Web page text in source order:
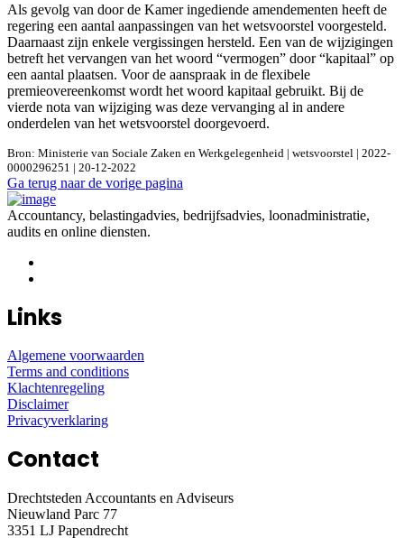
Als gevolg van door de Kamer ingediende amendementen heeft de
regering een aantal aanpassingen van het wetsvoorstel voorgesteld.
Daarnaast zijn enkele vergissingen hersteld. Een van de wijzigingen
betreft het vervangen van het woord “vermogen” door “kapitaal” op
een aantal plaatsen. Voor de aanspraak in de flexibele
premieovereenkomst wordt het woord kapitaal gebruikt. Bij de
vierde nota van wijziging was deze vervanging al in andere
onderdelen van het wetsvoorstel doorgevoerd.
Bron: Ministerie van Sociale Zaken en Werkgelegenheid | wetsvoorstel | 2022-
0000296251 | 20-12-2022
Ga terug naar de vorige pagina
Accountancy, belastingadvies, bedrijfsadvies, loonadministratie,
audits en online diensten.
Links
Algemene voorwaarden
Terms and conditions
Klachtenregeling
Disclaimer
Privacyverklaring
Contact
Drechtsteden Accountants en Adviseurs
Nieuwland Parc 77
3351 LJ Papendrecht